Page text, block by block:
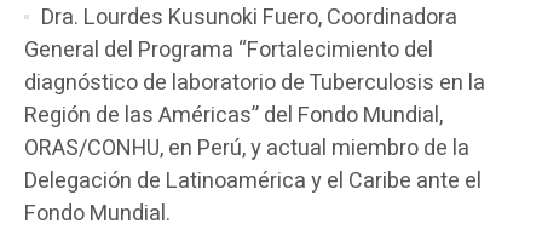
Dra. Lourdes Kusunoki Fuero, Coordinadora
General del Programa “Fortalecimiento del
diagnóstico de laboratorio de Tuberculosis en la
Región de las Américas” del Fondo Mundial,
ORAS/CONHU, en Perú, y actual miembro de la
Delegación de Latinoamérica y el Caribe ante el
Fondo Mundial.